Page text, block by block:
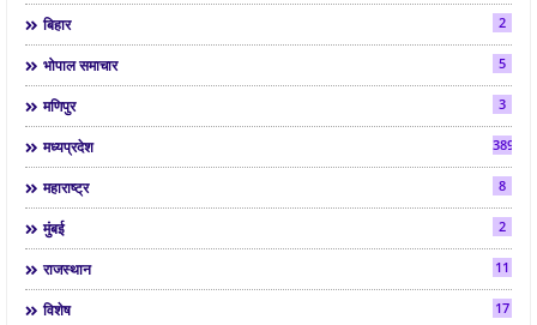
बिहार 2
भोपाल समाचार 5
मणिपुर 3
मध्यप्रदेश 3892
महाराष्ट्र 8
मुंबई 2
राजस्थान 11
विशेष 17